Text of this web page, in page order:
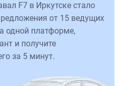
F7 в Иркутске стало
от 15 ведущих
одной платформе,
и получите
за 5 минут.